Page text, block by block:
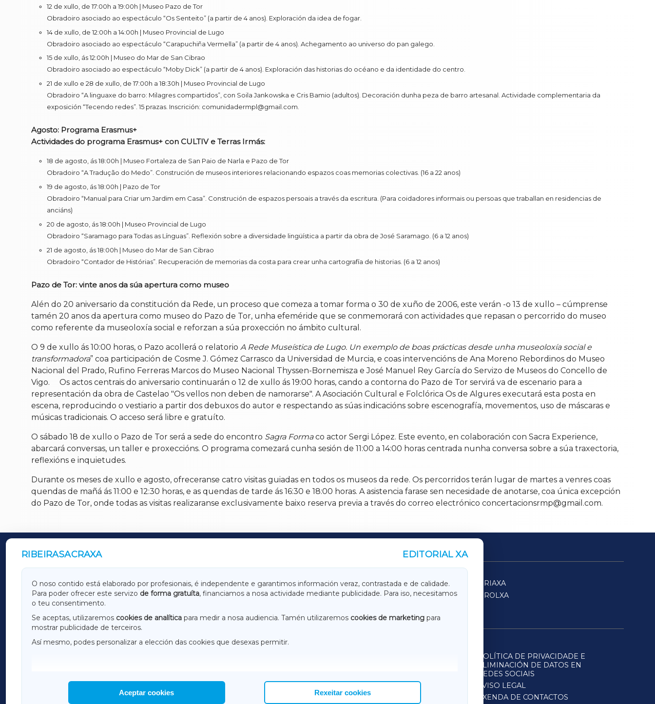
12 de xullo, de 17:00h a 19:00h | Museo Pazo de Tor
Obradoiro asociado ao espectáculo “Os Senteito” (a partir de 4 anos). Exploración da idea de fogar.
14 de xullo, de 12:00h a 14:00h | Museo Provincial de Lugo
Obradoiro asociado ao espectáculo “Carapuchiña Vermella” (a partir de 4 anos). Achegamento ao universo do pan galego.
15 de xullo, ás 12:00h | Museo do Mar de San Cibrao
Obradoiro asociado ao espectáculo “Moby Dick” (a partir de 4 anos). Exploración das historias do océano e da identidade do centro.
21 de xullo e 28 de xullo, de 17:00h a 18:30h | Museo Provincial de Lugo
Obradoiro “A linguaxe do barro: Milagres compartidos”, con Soila Jankowska e Cris Bamio (adultos). Decoración dunha peza de barro artesanal. Actividade complementaria da
exposición “Tecendo redes”. 15 prazas. Inscrición: comunidadermpl@gmail.com.
Agosto: Programa Erasmus+
Actividades do programa Erasmus+ con CULTIV e Terras Irmás:
18 de agosto, ás 18:00h | Museo Fortaleza de San Paio de Narla e Pazo de Tor
Obradoiro “A Tradução do Medo”. Construción de museos interiores relacionando espazos coas memorias colectivas. (16 a 22 anos)
19 de agosto, ás 18:00h | Pazo de Tor
Obradoiro “Manual para Criar um Jardim em Casa”. Construción de espazos persoais a través da escritura. (Para coidadores informais ou persoas que traballan en residencias de
anciáns)
20 de agosto, ás 18:00h | Museo Provincial de Lugo
Obradoiro “Saramago para Todas as Línguas”. Reflexión sobre a diversidade lingüística a partir da obra de José Saramago. (6 a 12 anos)
21 de agosto, ás 18:00h | Museo do Mar de San Cibrao
Obradoiro “Contador de Histórias”. Recuperación de memorias da costa para crear unha cartografía de historias. (6 a 12 anos)
Pazo de Tor: vinte anos da súa apertura como museo
Alén do 20 aniversario da constitución da Rede, un proceso que comeza a tomar forma o 30 de xuño de 2006, este verán -o 13 de xullo – cúmprense
tamén 20 anos da apertura como museo do Pazo de Tor, unha efeméride que se conmemorará con actividades que repasan o percorrido do museo
como referente da museoloxía social e reforzan a súa proxección no ámbito cultural.
O 9 de xullo ás 10:00 horas, o Pazo acollerá o relatorio A Rede Museística de Lugo. Un exemplo de boas prácticas desde unha museoloxía social e
transformadora” coa participación de Cosme J. Gómez Carrasco da Universidad de Murcia, e coas intervencións de Ana Moreno Rebordinos do Museo
Nacional del Prado, Rufino Ferreras Marcos do Museo Nacional Thyssen-Bornemisza e José Manuel Rey García do Servizo de Museos do Concello de
Vigo. Os actos centrais do aniversario continuarán o 12 de xullo ás 19:00 horas, cando a contorna do Pazo de Tor servirá va de escenario para a
representación da obra de Castelao "Os vellos non deben de namorarse". A Asociación Cultural e Folclórica Os de Algures executará esta posta en
escena, reproducindo o vestiario a partir dos debuxos do autor e respectando as súas indicacións sobre escenografía, movementos, uso de máscaras e
músicas tradicionais. O acceso será libre e gratuíto.
O sábado 18 de xullo o Pazo de Tor será a sede do encontro Sagra Formaco actor Sergi López. Este evento, en colaboración con Sacra Experience,
abarcará conversas, un taller e proxeccións. O programa comezará cunha sesión de 11:00 a 14:00 horas centrada nunha conversa sobre a súa traxectoria,
reflexións e inquietudes.
Durante os meses de xullo e agosto, ofreceranse catro visitas guiadas en todos os museos da rede. Os percorridos terán lugar de martes a venres coas
quendas de mañá ás 11:00 e 12:30 horas, e as quendas de tarde ás 16:30 e 18:00 horas. A asistencia farase sen necesidade de anotarse, coa única excepción
do Pazo de Tor, onde todas as visitas realizaranse exclusivamente baixo reserva previa a través do correo electrónico concertacionsrmp@gmail.com.
RIBEIRASACRAXA EDITORIAL XA
O noso contido está elaborado por profesionais, é independente e garantimos información veraz, contrastada e de calidade.
Para poder ofrecer este servizo de forma gratuíta, financiamos a nosa actividade mediante publicidade. Para iso, necesitamos
o teu consentimento.
Se aceptas, utilizaremos cookies de analítica para medir a nosa audiencia. Tamén utilizaremos cookies de marketing para
mostrar publicidade de terceiros.
Así mesmo, podes personalizar a elección das cookies que desexas permitir.
Aceptar cookies Rexeitar cookies
OUTROS PERIÓDICOS
GALICIAXA LUGOXA TERRACHAXA
SARRIAXA
AMARIÑAXA
RIBEIRASACRAXA ACORUÑAXA
FERROLXA
OURENSEXA
HEMEROTECA
POLÍTICA DE PRIVACIDADE E
ELIMINACIÓN DE DATOS EN
REDES SOCIAIS
AVISO LEGAL
AXENDA DE CONTACTOS